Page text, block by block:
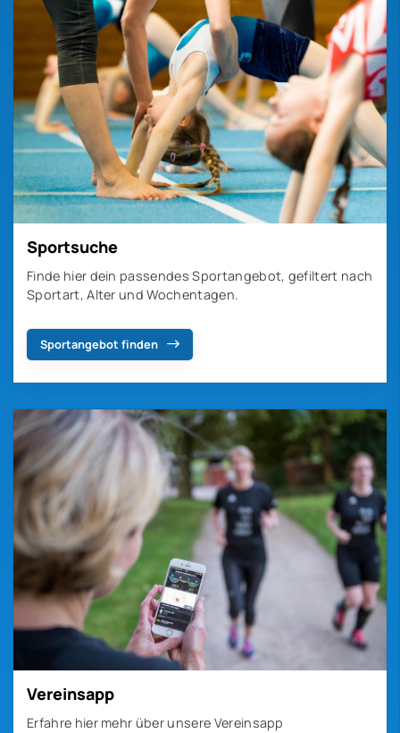
Sportsuche
Finde hier dein passendes Sportangebot, gefiltert nach
Sportart, Alter und Wochentagen.
Sportangebot finden
Vereinsapp
Erfahre hier mehr über unsere Vereinsapp